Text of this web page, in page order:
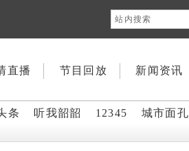
直播 节目回放 新闻资讯
条 听我韶韶 12345 城市面孔